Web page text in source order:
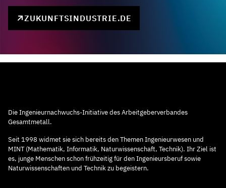
ZUKUNFTSINDUSTRIE.DE
Die Ingenieurnachwuchs-Initiative des Arbeitgeberverbandes
Gesamtmetall.
Seit 1998 widmet sie sich bereits den Themen Ingenieurwesen und
MINT (Mathematik, Informatik, Naturwissenschaft, Technik). Ihr Ziel ist
es, junge Menschen schon frühzeitig für den Ingenieursberuf sowie
Naturwissenschaften und Technik zu begeistern.